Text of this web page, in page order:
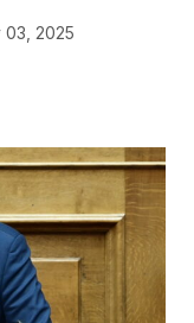
03, 2025